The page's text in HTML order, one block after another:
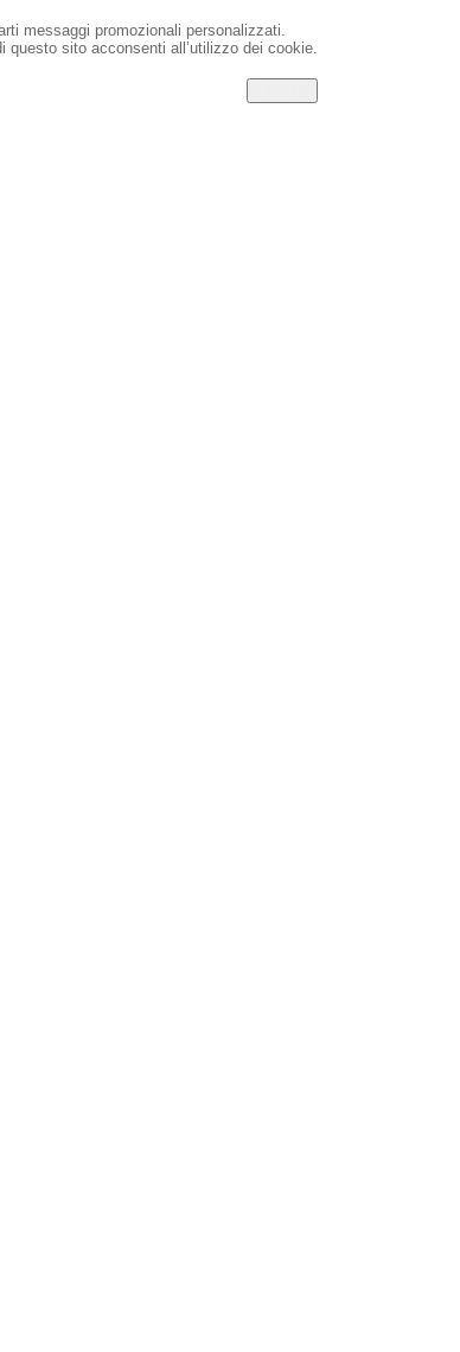
messaggi promozionali personalizzati.
questo sito acconsenti all’utilizzo dei cookie.